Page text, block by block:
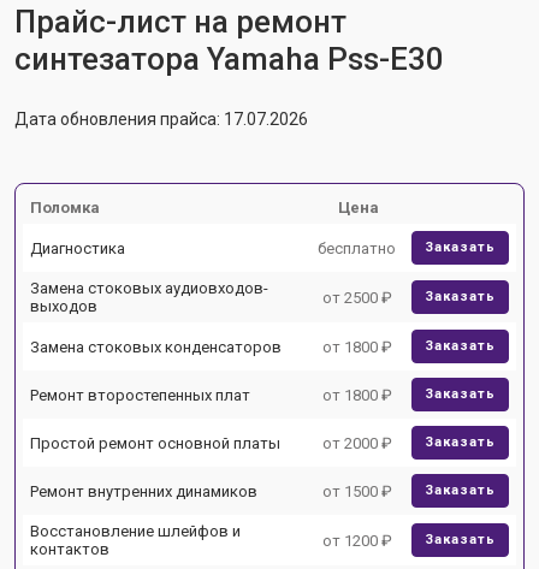
Прайс-лист на ремонт
синтезатора Yamaha Pss-E30
Дата обновления прайса: 17.07.2026
Поломка Цена
Диагностика бесплатно Заказать
Замена стоковых аудиовходов-
выходов
от 2500 ₽ Заказать
Замена стоковых конденсаторов от 1800 ₽ Заказать
Ремонт второстепенных плат от 1800 ₽ Заказать
Простой ремонт основной платы от 2000 ₽ Заказать
Ремонт внутренних динамиков от 1500 ₽ Заказать
Восстановление шлейфов и
контактов
от 1200 ₽ Заказать